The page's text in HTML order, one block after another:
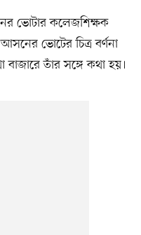
ভোটার কলেজশিক্ষক
ভোটের চিত্র বর্ণনা
তাঁর সঙ্গে কথা হয়।